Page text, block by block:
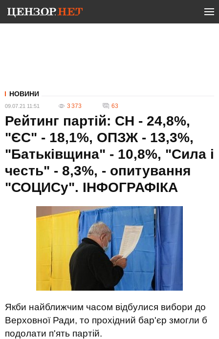
НОВИНИ
09.07.21 11:51 3 373 63
Рейтинг партій: СН - 24,8%,
"ЄС" - 18,1%, ОПЗЖ - 13,3%,
"Батьківщина" - 10,8%, "Сила і
честь" - 8,3%, - опитування
"СОЦИСу". ІНФОГРАФІКА
Якби найближчим часом відбулися вибори до
Верховної Ради, то прохідний бар'єр змогли б
подолати п'ять партій.